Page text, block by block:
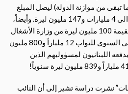
ألف ليرة وما تبقى من موازنة الدولة) ليصل المبلغ
الإجمالي السنوي لكل النواب الى 4 مليارات و147 مليون ليرة. وأيضاً،
يخصص للنائب اعتماد سنوي بقيمة 100 مليون ليرة من وزارة الأشغال
العامة، ليكون الاعتماد الإجمالي السنوي للنواب 12 ملياراً و800 مليون
اللبنانيون لمسؤوليهم الذين
نشرت دراسة تشير إلى أن النائب